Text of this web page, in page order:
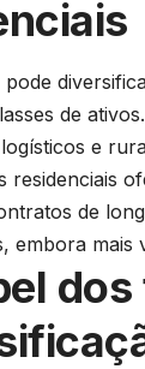
pode
de
e
residenciais
de
embora mais